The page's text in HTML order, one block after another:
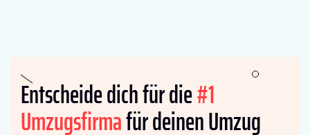
Entscheide dich für die#1
Umzugsfirmafür deinen Umzug